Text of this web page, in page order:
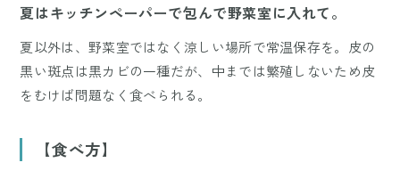
夏はキッチンペーパーで包んで野菜室に入れて。
夏以外は、野菜室ではなく涼しい場所で常温保存を。皮の
黒い斑点は黒カビの一種だが、中までは繁殖しないため皮
をむけば問題なく食べられる。
【食べ方】